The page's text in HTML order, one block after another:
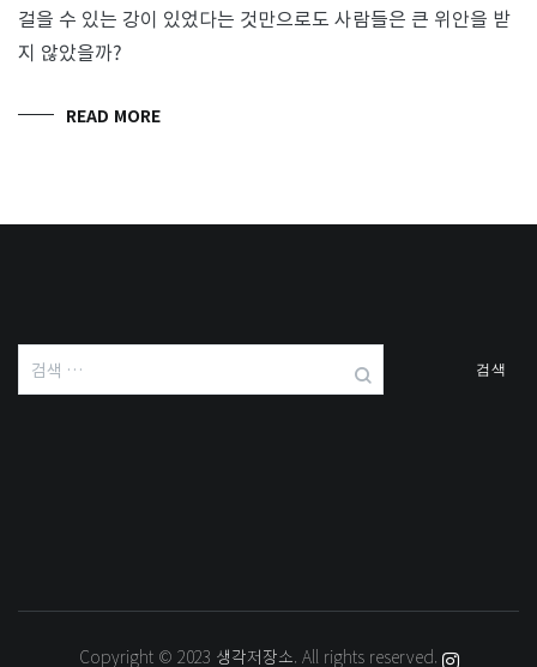
걸을 수 있는 강이 있었다는 것만으로도 사람들은 큰 위안을 받
지 않았을까?
READ MORE
검
색:
Copyright © 2023 생각저장소. All rights reserved.